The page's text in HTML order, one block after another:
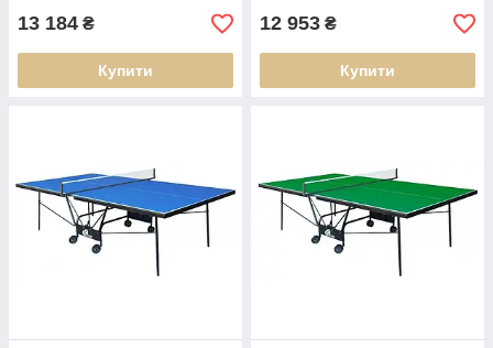
13 184 ₴
Купити
12 953 ₴
Купити